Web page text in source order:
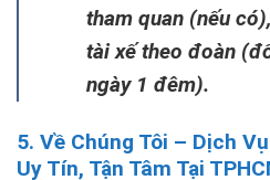
tham quan (nếu
tài xế theo đoàn
ngày 1 đêm).
5. Về Chúng Tôi – Dịch
Uy Tín, Tận Tâm Tại